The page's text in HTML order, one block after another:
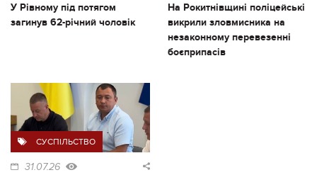
У Рівному під потягом
загинув 62-річний чоловік
На Рокитнівщині поліцейські
викрили зловмисника на
незаконному перевезенні
боєприпасів
СУСПІЛЬСТВО
31.07.26